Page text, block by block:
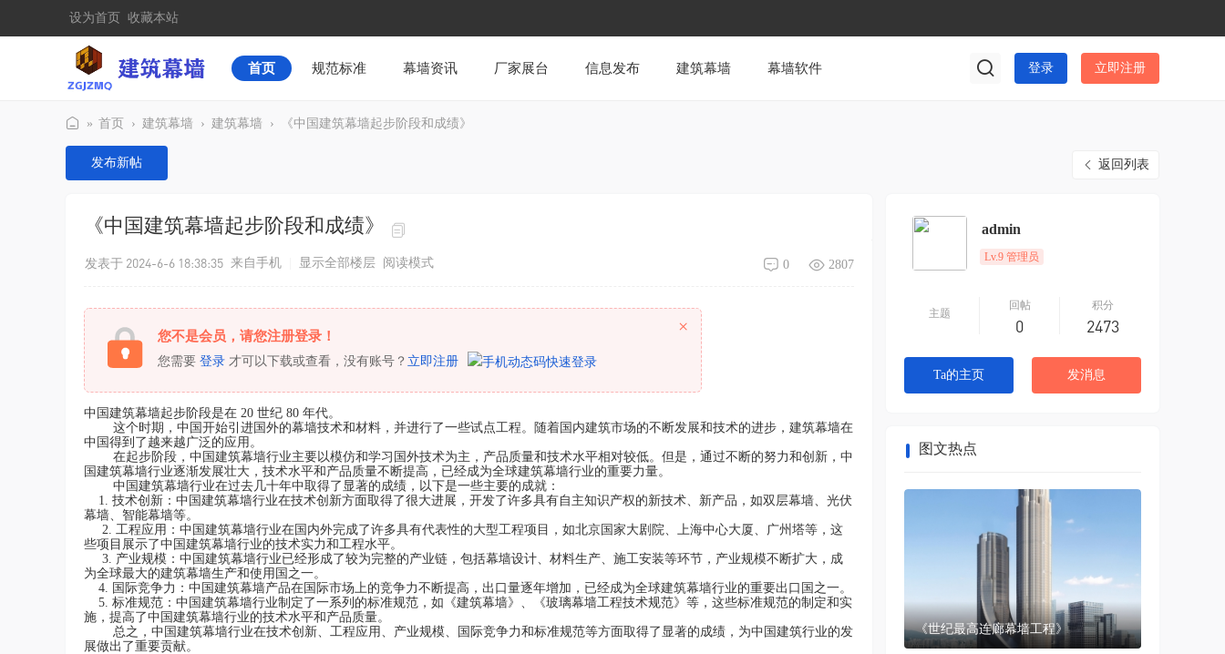
设为首页 收藏本站
首页 规范标准 幕墙资讯 厂家展台 信息发布 建筑幕墙 幕墙软件 登录 立即注册
建
筑
» 首页 › 建筑幕墙 › 建筑幕墙 › 《中国建筑幕墙起步阶段和成绩》
返回列表
发布新帖
《中国建筑幕墙起步阶段和成绩》
2807
0
发表于 2024-6-6 18:38:35 来自手机 显示全部楼层 阅读模式
您不是会员，请您注册登录！
您需要 登录 才可以下载或查看，没有账号？ 立即注册
×
中国建筑幕墙起步阶段是在 20 世纪 80 年代。
这个时期，中国开始引进国外的幕墙技术和材料，并进行了一些试点工程。随着国内建筑市场的不断发展和技术的进步，建筑幕墙在
中国得到了越来越广泛的应用。
在起步阶段，中国建筑幕墙行业主要以模仿和学习国外技术为主，产品质量和技术水平相对较低。但是，通过不断的努力和创新，中
国建筑幕墙行业逐渐发展壮大，技术水平和产品质量不断提高，已经成为全球建筑幕墙行业的重要力量。
中国建筑幕墙行业在过去几十年中取得了显著的成绩，以下是一些主要的成就：
1. 技术创新：中国建筑幕墙行业在技术创新方面取得了很大进展，开发了许多具有自主知识产权的新技术、新产品，如双层幕墙、光伏
幕墙、智能幕墙等。
2. 工程应用：中国建筑幕墙行业在国内外完成了许多具有代表性的大型工程项目，如北京国家大剧院、上海中心大厦、广州塔等，这
些项目展示了中国建筑幕墙行业的技术实力和工程水平。
3. 产业规模：中国建筑幕墙行业已经形成了较为完整的产业链，包括幕墙设计、材料生产、施工安装等环节，产业规模不断扩大，成
为全球最大的建筑幕墙生产和使用国之一。
4. 国际竞争力：中国建筑幕墙产品在国际市场上的竞争力不断提高，出口量逐年增加，已经成为全球建筑幕墙行业的重要出口国之一。
5. 标准规范：中国建筑幕墙行业制定了一系列的标准规范，如《建筑幕墙》、《玻璃幕墙工程技术规范》等，这些标准规范的制定和实
施，提高了中国建筑幕墙行业的技术水平和产品质量。
总之，中国建筑幕墙行业在技术创新、工程应用、产业规模、国际竞争力和标准规范等方面取得了显著的成绩，为中国建筑行业的发
展做出了重要贡献。
admin
Lv.9 管理员
主题
回帖
0
积分
2473
Ta的主页 发消息
图文热点
《世纪最高连廊幕墙工程》